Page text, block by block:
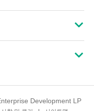
Development LP